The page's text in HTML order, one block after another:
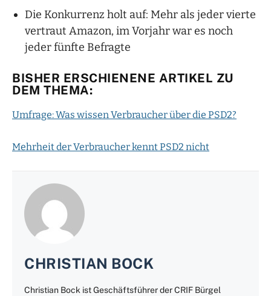
Die Konkurrenz holt auf: Mehr als jeder vierte
vertraut Amazon, im Vorjahr war es noch
jeder fünfte Befragte
BISHER ERSCHIENENE ARTIKEL ZU
DEM THEMA:
Umfrage: Was wissen Verbraucher über die PSD2?
Mehrheit der Verbraucher kennt PSD2 nicht
CHRISTIAN BOCK
Christian Bock ist Geschäftsführer der CRIF Bürgel